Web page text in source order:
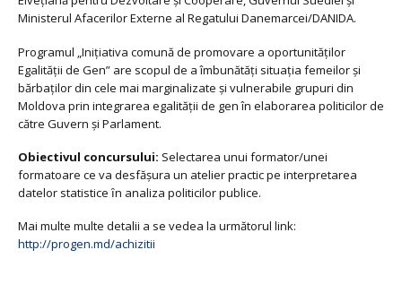
Ministerul Afacerilor Externe al Regatului Danemarcei/DANIDA.
Programul „Iniţiativa comună de promovare a oportunităţilor
Egalităţii de Gen” are scopul de a îmbunătăţi situaţia femeilor şi
bărbaţilor din cele mai marginalizate și vulnerabile grupuri din
Moldova prin integrarea egalității de gen în elaborarea politicilor de
către Guvern și Parlament.
Obiectivul concursului: Selectarea unui formator/unei
formatoare ce va desfăşura un atelier practic pe interpretarea
datelor statistice ȋn analiza politicilor publice.
Mai multe multe detalii a se vedea la următorul link:
http://progen.md/achizitii